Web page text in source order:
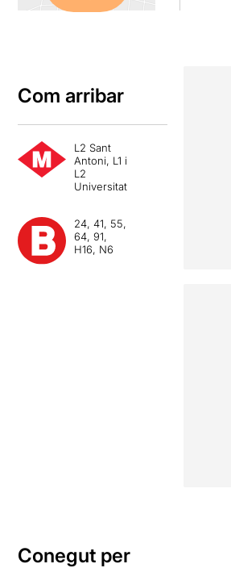
Com arribar
L2 Sant
Antoni, L1 i
L2
Universitat
24, 41, 55,
64, 91,
H16, N6
Conegut per